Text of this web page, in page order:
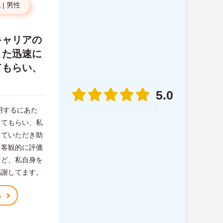
| 男性
リアの
迅速に
らい、
するにあた
もらい、私
いただき助
観的に評価
、私自身を
してます。
5.0